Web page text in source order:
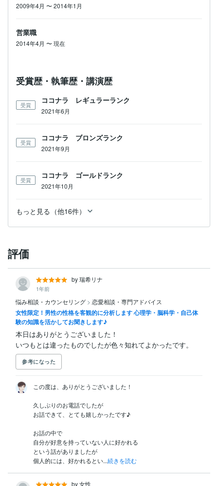
2009年4月 〜2014年1月
営業職
2014年4月 〜現在
受賞歴・執筆歴・講演歴
受賞
ココナラ レギュラーランク
2021年6月
受賞
ココナラ ブロンズランク
2021年9月
受賞
ココナラ ゴールドランク
2021年10月
もっと見る（他16件）
評価
by 瑞希リナ
1年前
悩み相談・カウンセリング > 恋愛相談・専門アドバイス
女性限定！男性の性格を客観的に分析します 心理学・脳科学・自己体
験の知識を活かしてお聞きします♪
本日はありがとうございました！
いつもとは違ったものでしたが色々知れてよかったです。
参考になった
この度は、ありがとうございました！
久しぶりのお電話でしたが
お話できて、とても嬉しかったです♪
お話の中で
自分が好意を持っていない人に好かれる
という話がありましたが
個人的には、好かれるとい...続きを読む
by 女性